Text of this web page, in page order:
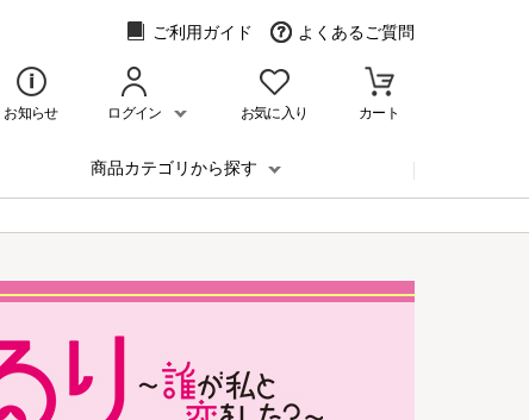
ご利用ガイド よくあるご質問
お知らせ ログイン お気に入り カート
商品カテゴリから探す